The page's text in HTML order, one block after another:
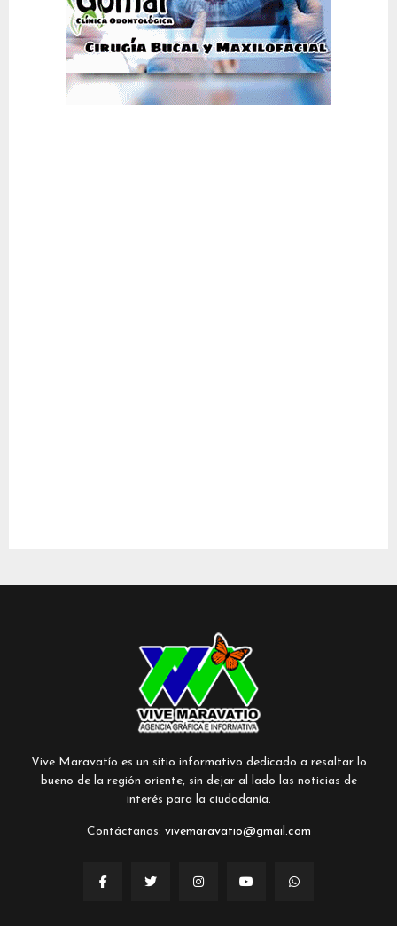
Vive Maravatío es un sitio informativo dedicado a resaltar lo
bueno de la región oriente, sin dejar al lado las noticias de
interés para la ciudadanía.
Contáctanos: vivemaravatio@gmail.com